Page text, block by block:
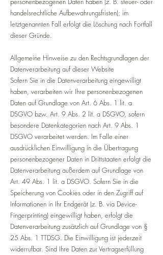
handelsrechtliche Aufbewahrungsfristen); im
letztgenannten Fall erfolgt die Löschung nach Fortfall
dieser Gründe.
Allgemeine Hinweise zu den Rechtsgrundlagen der
Datenverarbeitung auf dieser Website
Sofern Sie in die Datenverarbeitung eingewilligt
haben, verarbeiten wir Ihre personenbezogenen
Daten auf Grundlage von Art. 6 Abs. 1 lit. a
DSGVO bzw. Art. 9 Abs. 2 lit. a DSGVO, sofern
besondere Datenkategorien nach Art. 9 Abs. 1
DSGVO verarbeitet werden. Im Falle einer
ausdrücklichen Einwilligung in die Übertragung
personenbezogener Daten in Drittstaaten erfolgt die
Datenverarbeitung außerdem auf Grundlage von
Art. 49 Abs. 1 lit. a DSGVO. Sofern Sie in die
Speicherung von Cookies oder in den Zugriff auf
Informationen in Ihr Endgerät (z. B. via Device-
Fingerprinting) eingewilligt haben, erfolgt die
Datenverarbeitung zusätzlich auf Grundlage von §
25 Abs. 1 TTDSG. Die Einwilligung ist jederzeit
widerrufbar. Sind Ihre Daten zur Vertragserfüllung